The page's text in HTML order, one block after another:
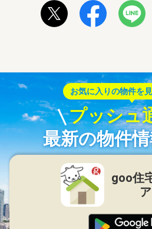
お気に入りの物件を
プッシュ
最新の物件
goo住